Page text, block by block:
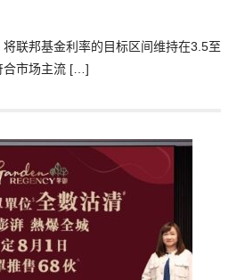
联邦基金利率的目标区间维持在3.5至
合市场主流 […]